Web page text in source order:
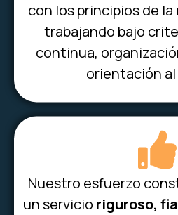
con los principios de la
trabajando bajo
continua,
orientación
Nuestro esfuerzo
un servicio riguroso,